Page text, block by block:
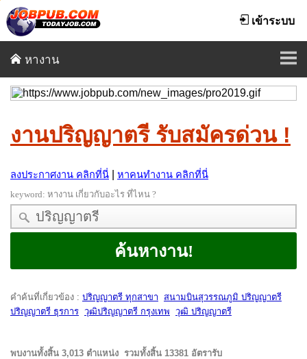
เข้าระบบ
หางาน
งานปริญญาตรี รับสมัครด่วน !
ลงประกาศงาน คลิกที่นี่ หาคนทำงาน คลิกที่นี่
keyword: หางาน เกี่ยวกับอะไร ที่ไหน ?
คำค้นที่เกี่ยวข้อง : ปริญญาตรี ทุกสาขา สนามบินสุวรรณภูมิ ปริญญาตรี
ปริญญาตรี ธุรการ วุฒิปริญญาตรี กรุงเทพ วุฒิ ปริญญาตรี
พบงานทั้งสิ้น 3,013 ตำแหน่ง รวมทั้งสิ้น 13381 อัตรารับ